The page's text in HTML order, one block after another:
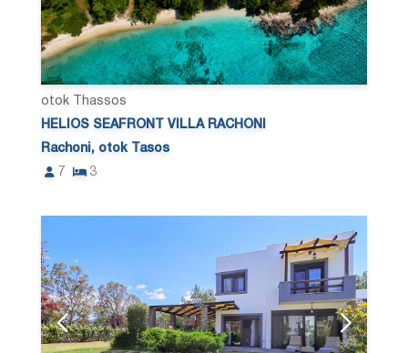
otok Thassos
HELIOS SEAFRONT VILLA RACHONI
Rachoni, otok Tasos
7
3